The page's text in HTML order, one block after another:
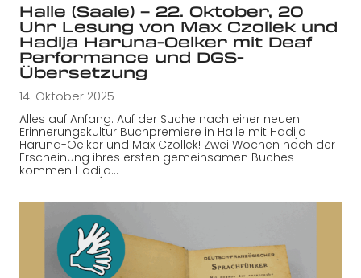
Halle (Saale) – 22. Oktober, 20
Uhr Lesung von Max Czollek und
Hadija Haruna-Oelker mit Deaf
Performance und DGS-
Übersetzung
14. Oktober 2025
Alles auf Anfang. Auf der Suche nach einer neuen
Erinnerungskultur Buchpremiere in Halle mit Hadija
Haruna-Oelker und Max Czollek! Zwei Wochen nach der
Erscheinung ihres ersten gemeinsamen Buches
kommen Hadija…